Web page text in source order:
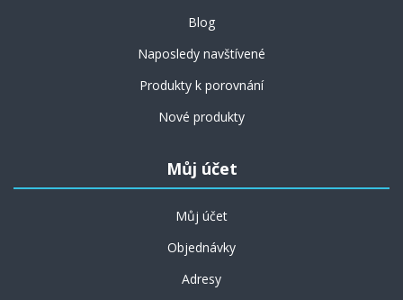
Blog
Naposledy navštívené
Produkty k porovnání
Nové produkty
Můj účet
Můj účet
Objednávky
Adresy